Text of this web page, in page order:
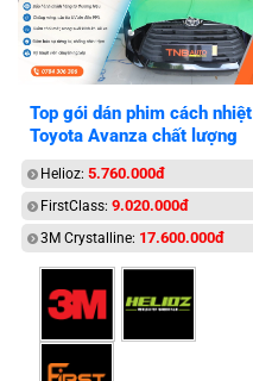
Top gói dán phim cách nhiệt
Toyota Avanza chất lượng
Helioz: 5.760.000đ
FirstClass: 9.020.000đ
3M Crystalline: 17.600.000đ